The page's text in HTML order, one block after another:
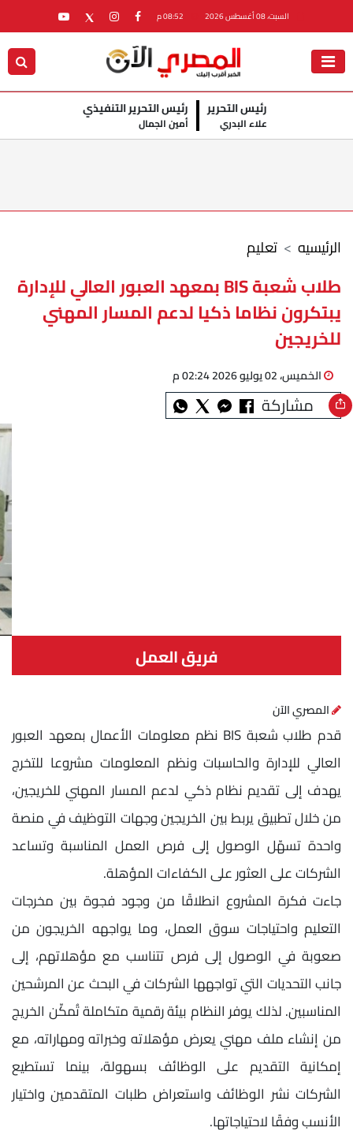
السبت، 08 أغسطس 2026
رئيس التحرير
علاء البدري
رئيس التحرير التنفيذي
أمين الجمال
تعليم الرئيسيه
طلاب شعبة BIS بمعهد العبور العالي للإدارة
يبتكرون نظاما ذكيا لدعم المسار المهني
للخريجين
الخميس، 02 يوليو 2026 02:24 م
مشاركة
فريق العمل
المصري الآن
قدم طلاب شعبة BIS نظم معلومات الأعمال بمعهد العبور
العالي للإدارة والحاسبات ونظم المعلومات مشروعا للتخرج
يهدف إلى تقديم نظام ذكي لدعم المسار المهني للخريجين،
من خلال تطبيق يربط بين الخريجين وجهات التوظيف في منصة
واحدة تسهّل الوصول إلى فرص العمل المناسبة وتساعد
الشركات على العثور على الكفاءات المؤهلة.
جاءت فكرة المشروع انطلاقًا من وجود فجوة بين مخرجات
التعليم واحتياجات سوق العمل، وما يواجهه الخريجون من
صعوبة في الوصول إلى فرص تتناسب مع مؤهلاتهم، إلى
جانب التحديات التي تواجهها الشركات في البحث عن المرشحين
المناسبين. لذلك يوفر النظام بيئة رقمية متكاملة تُمكّن الخريج
من إنشاء ملف مهني يعرض مؤهلاته وخبراته ومهاراته، مع
إمكانية التقديم على الوظائف بسهولة، بينما تستطيع
الشركات نشر الوظائف واستعراض طلبات المتقدمين واختيار
الأنسب وفقًا لاحتياجاتها.